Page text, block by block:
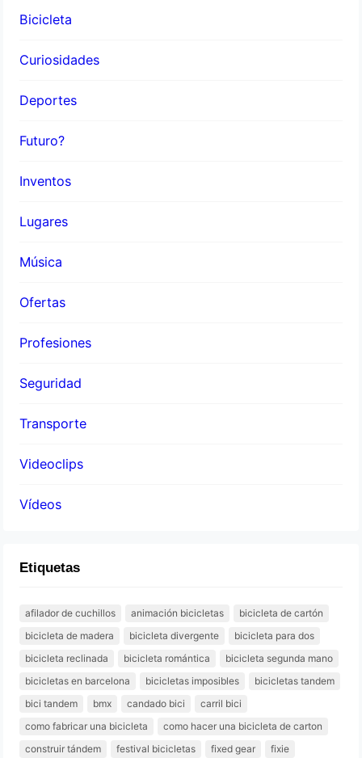
Bicicleta
Curiosidades
Deportes
Futuro?
Inventos
Lugares
Música
Ofertas
Profesiones
Seguridad
Transporte
Videoclips
Vídeos
Etiquetas
afilador de cuchillos animación bicicletas
bicicleta de cartón
bicicleta de madera
bicicleta divergente
bicicleta para dos
bicicleta reclinada
bicicleta romántica
bicicleta segunda mano
bicicletas en barcelona
bicicletas imposibles
bicicletas tandem
bici tandem
bmx candado bici
carril bici
como fabricar una bicicleta
como hacer una bicicleta de carton
construir tándem
festival bicicletas fixed gear
fixie